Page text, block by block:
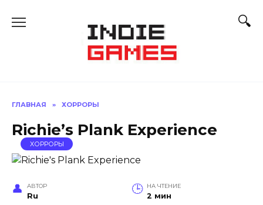
ГЛАВНАЯ » ХОРРОРЫ
Richie’s Plank Experience
ХОРРОРЫ
АВТОР
Ru
НА ЧТЕНИЕ
2 мин